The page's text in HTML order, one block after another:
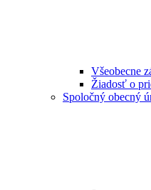
Všeobecne
Žiadosť o
Spoločný obecný